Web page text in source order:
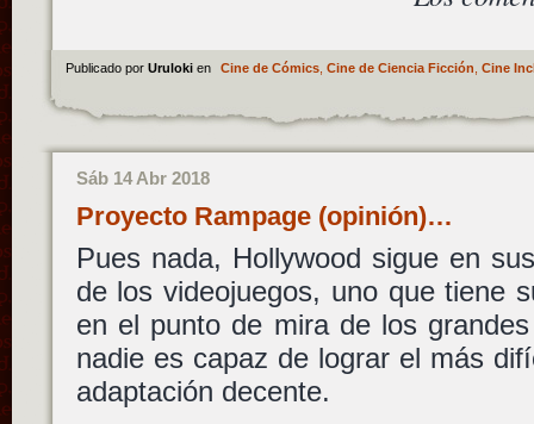
Publicado por Uruloki en Cine de Cómics, Cine de Ciencia Ficción Cine
Sáb 14 Abr 2018
Proyecto Rampage (opinión)…
Pues nada, Hollywood sigue en
de los videojuegos, uno que tiene
en el punto de mira de los
nadie es capaz de lograr el más
adaptación decente.